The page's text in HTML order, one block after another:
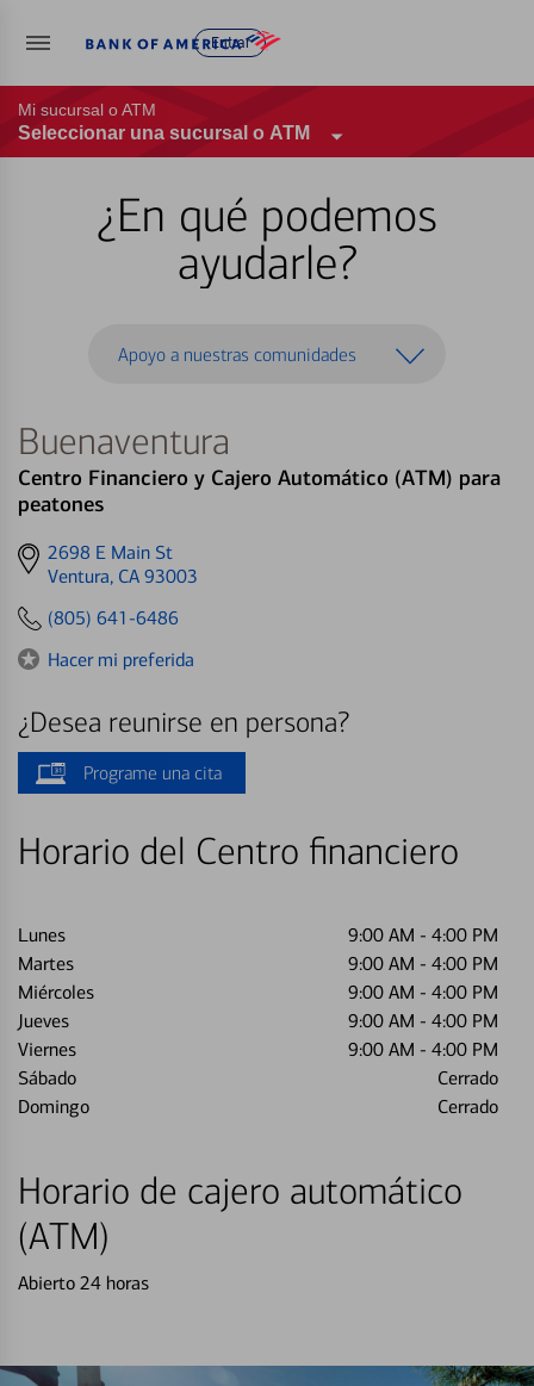
Entrar
Mi sucursal o ATM
Seleccionar una sucursal o ATM
¿En qué podemos
ayudarle?
Apoyo a nuestras comunidades
Buenaventura
Centro Financiero y Cajero Automático (ATM) para
peatones
Get
directions
2698 E Main St
Ventura, CA 93003
(805) 641-6486
Hacer mi preferida
¿Desea reunirse en persona?
Programe una cita
Horario del Centro financiero
Lunes 9:00 AM - 4:00 PM
Martes
9:00 AM - 4:00 PM
Miércoles
9:00 AM - 4:00 PM
Jueves
9:00 AM - 4:00 PM
Viernes
9:00 AM - 4:00 PM
Sábado
Cerrado
Domingo
Cerrado
Horario de cajero automático
(ATM)
Abierto 24 horas